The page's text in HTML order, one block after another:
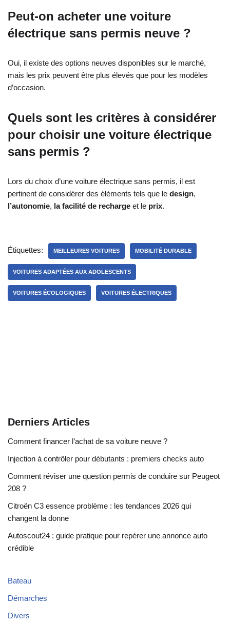
Peut-on acheter une voiture
électrique sans permis neuve ?
Oui, il existe des options neuves disponibles sur le marché,
mais les prix peuvent être plus élevés que pour les modèles
d’occasion.
Quels sont les critères à considérer
pour choisir une voiture électrique
sans permis ?
Lors du choix d’une voiture électrique sans permis, il est
pertinent de considérer des éléments tels que le design,
l’autonomie, la facilité de recharge et le prix.
Étiquettes: MEILLEURES VOITURES MOBILITÉ DURABLE
VOITURES ADAPTÉES AUX ADOLESCENTS
VOITURES ÉCOLOGIQUES VOITURES ÉLECTRIQUES
Derniers Articles
Comment financer l’achat de sa voiture neuve ?
Injection à contrôler pour débutants : premiers checks auto
Comment réviser une question permis de conduire sur Peugeot
208 ?
Citroën C3 essence problème : les tendances 2026 qui
changent la donne
Autoscout24 : guide pratique pour repérer une annonce auto
crédible
Bateau
Démarches
Divers